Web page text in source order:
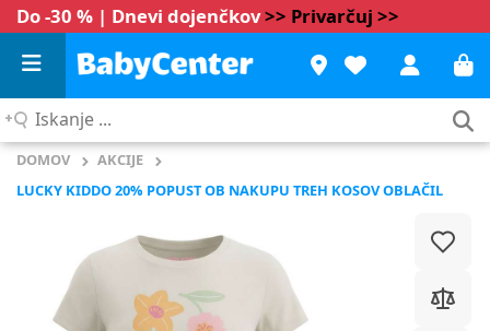
Do -30 % | Dnevi dojenčkov>> Privarčuj >>
Iskanje
DOMOV
AKCIJE
LUCKY KIDDO 20% POPUST OB NAKUPU TREH KOSOV OBLAČIL